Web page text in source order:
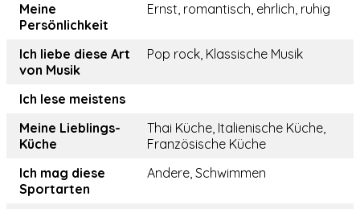
Meine
Persönlichkeit
Ernst, romantisch, ehrlich, ruhig
Ich liebe diese Art
von Musik
Pop rock, Klassische Musik
Ich lese meistens
Meine Lieblings-
Küche
Thai Küche, Italienische Küche,
Französische Küche
Ich mag diese
Sportarten
Andere, Schwimmen